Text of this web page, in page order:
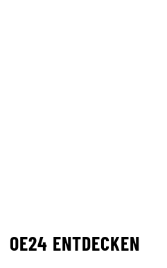
OE24 ENTDECKEN